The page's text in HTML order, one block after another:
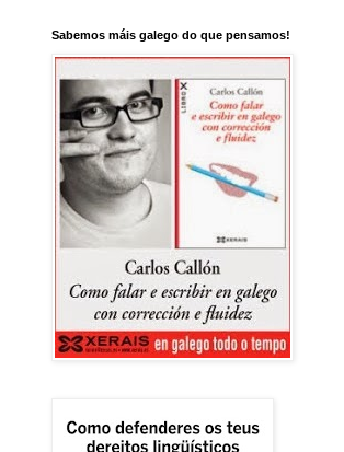
Sabemos máis galego do que pensamos!